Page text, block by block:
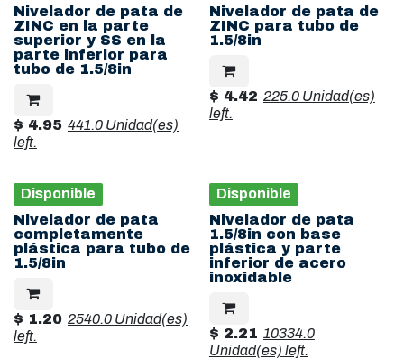
Nivelador de pata de
ZINC en la parte
superior y SS en la
parte inferior para
tubo de 1.5/8in
$ 4.95 441.0 Unidad(es)
left.
Nivelador de pata de
ZINC para tubo de
1.5/8in
$ 4.42 225.0 Unidad(es)
left.
Disponible
Nivelador de pata
completamente
plástica para tubo de
1.5/8in
$ 1.20 2540.0 Unidad(es)
left.
Disponible
Nivelador de pata
1.5/8in con base
plástica y parte
inferior de acero
inoxidable
$ 2.21 10334.0
Unidad(es) left.